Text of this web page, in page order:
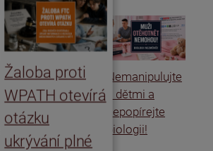
Žaloba proti
WPATH otevírá
otázku
ukrývání plné
Nemanipulujte
s dětmi a
nepopírejte
biologii!